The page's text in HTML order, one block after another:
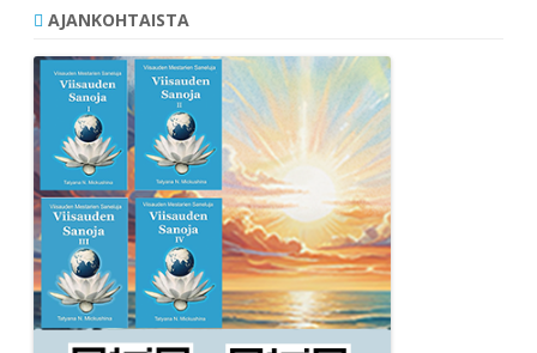
AJANKOHTAISTA